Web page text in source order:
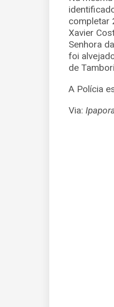
completar
Xavier
Senhora
foi
de
A Polícia
Via: